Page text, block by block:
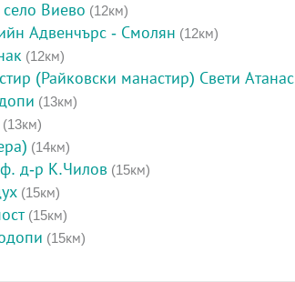
Виево (12км)
Адвенчърс - Смолян (12км)
(12км)
(Райковски манастир) Свети Атанас
(13км)
(13км)
(14км)
д-р К.Чилов (15км)
(15км)
(15км)
(15км)